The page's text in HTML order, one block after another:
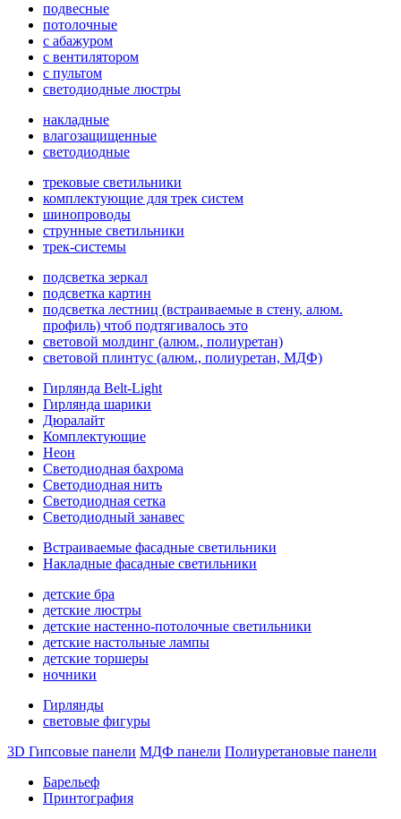
подвесные
потолочные
с абажуром
с вентилятором
с пультом
светодиодные люстры
накладные
влагозащищенные
светодиодные
трековые светильники
комплектующие для трек систем
шинопроводы
струнные светильники
трек-системы
подсветка зеркал
подсветка картин
подсветка лестниц (встраиваемые в стену, алюм.
профиль) чтоб подтягивалось это
световой молдинг (алюм., полиуретан)
световой плинтус (алюм., полиуретан, МДФ)
Гирлянда Belt-Light
Гирлянда шарики
Дюралайт
Комплектующие
Неон
Светодиодная бахрома
Светодиодная нить
Светодиодная сетка
Светодиодный занавес
Встраиваемые фасадные светильники
Накладные фасадные светильники
детские бра
детские люстры
детские настенно-потолочные светильники
детские настольные лампы
детские торшеры
ночники
Гирлянды
световые фигуры
3D Гипсовые панели МДФ панели Полиуретановые панели
Барельеф
Принтография